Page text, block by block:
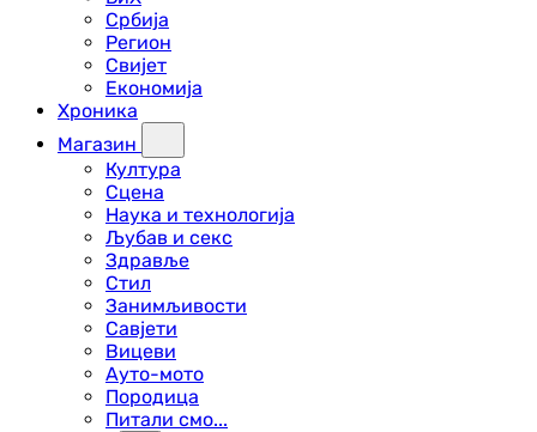
Србија
Регион
Свијет
Економија
Хроника
Магазин
Култура
Сцена
Наука и технологија
Љубав и секс
Здравље
Стил
Занимљивости
Савјети
Вицеви
Ауто-мото
Породица
Питали смо...